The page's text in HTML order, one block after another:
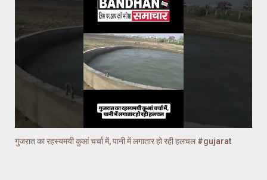
गुजरात का रहस्यमयी कुआं चर्चा में, पानी में लगातार हो रही हलचल #gujarat